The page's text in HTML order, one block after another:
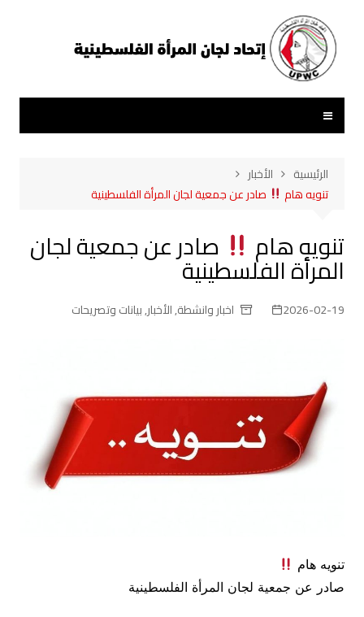
المحتوى
الرئيسية
الأخبار
تنويه هام
صادر عن جمعية لجان المرأة الفلسطينية
تنويه هام صادر عن جمعية لجان
المرأة الفلسطينية
2026-02-19 اخبار وانشطة,الأخبار,بيانات وتصريحات
تنويه هام
صادر عن جمعية لجان المرأة الفلسطينية